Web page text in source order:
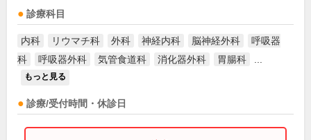
診療科目
内科 リウマチ科 外科 神経内科 脳神経外科
呼吸器
科
呼吸器外科 気管食道科 消化器外科 胃腸科
もっと見る
診療/受付時間・休診日